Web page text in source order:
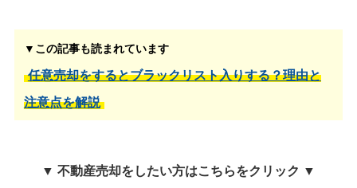
▼この記事も読まれています
任意売却をするとブラックリスト入りする？理由と
注意点を解説
▼ 不動産売却をしたい方はこちらをクリック ▼